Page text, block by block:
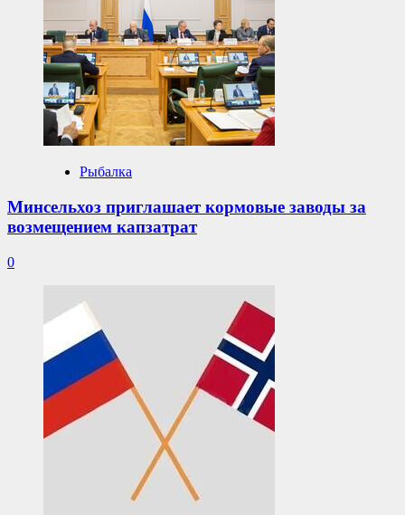
Рыбалка
Минсельхоз приглашает кормовые заводы за
возмещением капзатрат
0